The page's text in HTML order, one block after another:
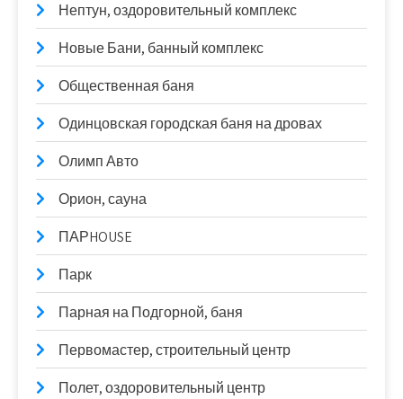
Нептун, оздоровительный комплекс
Новые Бани, банный комплекс
Общественная баня
Одинцовская городская баня на дровах
Олимп Авто
Орион, сауна
ПАРHOUSE
Парк
Парная на Подгорной, баня
Первомастер, строительный центр
Полет, оздоровительный центр